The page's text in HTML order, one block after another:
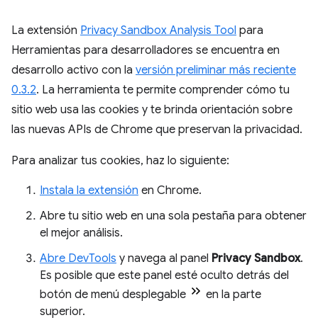
La extensión Privacy Sandbox Analysis Tool para
Herramientas para desarrolladores se encuentra en
desarrollo activo con la versión preliminar más reciente
0.3.2. La herramienta te permite comprender cómo tu
sitio web usa las cookies y te brinda orientación sobre
las nuevas APIs de Chrome que preservan la privacidad.
Para analizar tus cookies, haz lo siguiente:
Instala la extensión en Chrome.
Abre tu sitio web en una sola pestaña para obtener
el mejor análisis.
Abre DevTools y navega al panel Privacy Sandbox.
Es posible que este panel esté oculto detrás del
botón de menú desplegable
en la parte
superior.